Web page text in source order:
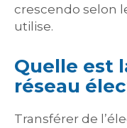
crescendo selon
utilise.
Quelle est
réseau
Transférer de